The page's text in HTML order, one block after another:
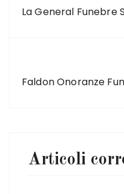
La General Funebre
Faldon Onoranze
Articoli